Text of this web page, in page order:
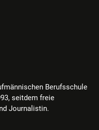
Berufsschule
seitdem freie
Journalistin.